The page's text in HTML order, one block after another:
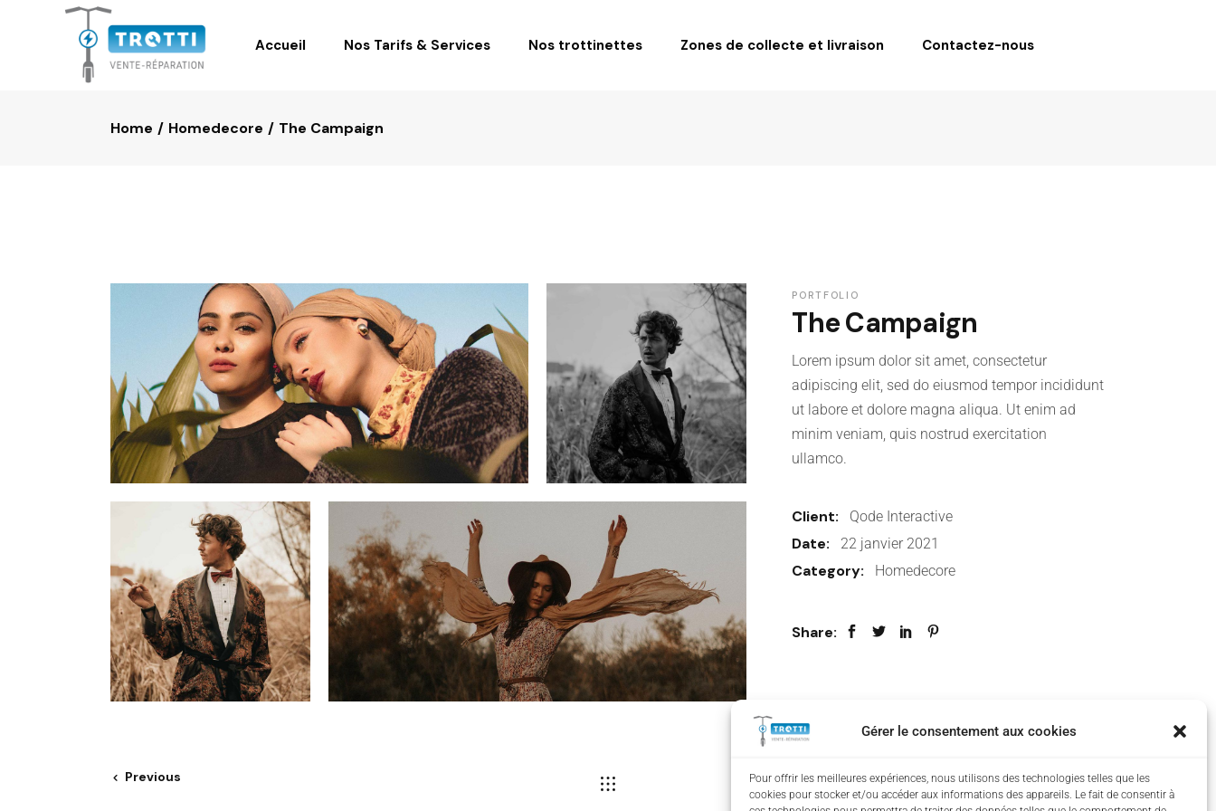
Gérer le consentement aux cookies
Pour offrir les meilleures expériences, nous utilisons des technologies telles que les
cookies pour stocker et/ou accéder aux informations des appareils. Le fait de consentir à
Accueil Nos Tarifs & Services Nos trottinettes Zones de collecte et livraison Contactez-nous
Home Homedecore The Campaign
PORTFOLIO
The Campaign
Lorem ipsum dolor sit amet, consectetur
adipiscing elit, sed do eiusmod tempor incididunt
ut labore et dolore magna aliqua. Ut enim ad
minim veniam, quis nostrud exercitation
ullamco.
Client: Qode Interactive
Date: 22 janvier 2021
Category: Homedecore
Share:
Previous Next